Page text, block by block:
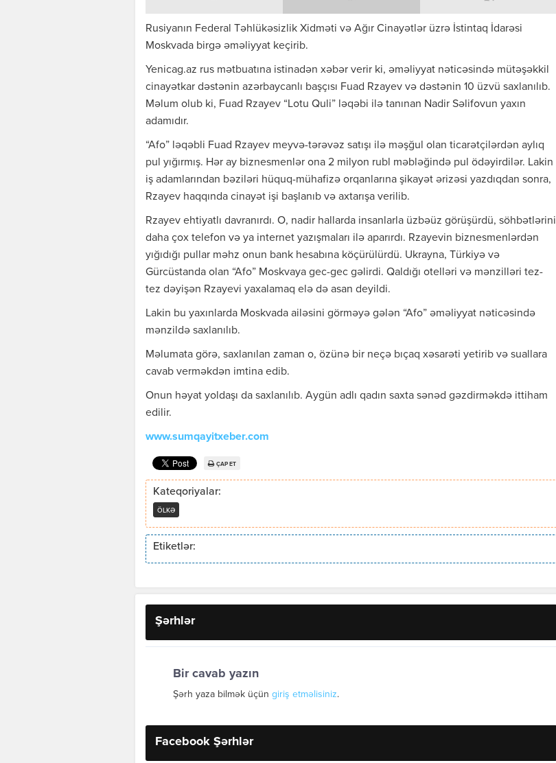
Rusiyanın Federal Təhlükəsizlik Xidməti və Ağır Cinayətlər üzrə İstintaq İdarəsi
Moskvada birgə əməliyyat keçirib.
Yenicag.az rus mətbuatına istinadən xəbər verir ki, əməliyyat nəticəsində mütəşəkkil
cinayətkar dəstənin azərbaycanlı başçısı Fuad Rzayev və dəstənin 10 üzvü saxlanılıb.
Məlum olub ki, Fuad Rzayev “Lotu Quli” ləqəbi ilə tanınan Nadir Səlifovun yaxın
adamıdır.
“Afo” ləqəbli Fuad Rzayev meyvə-tərəvəz satışı ilə məşğul olan ticarətçilərdən aylıq
pul yığırmış. Hər ay biznesmenlər ona 2 milyon rubl məbləğində pul ödəyirdilər. Lakin
iş adamlarından bəziləri hüquq-mühafizə orqanlarına şikayət ərizəsi yazdıqdan sonra,
Rzayev haqqında cinayət işi başlanıb və axtarışa verilib.
Rzayev ehtiyatlı davranırdı. O, nadir hallarda insanlarla üzbəüz görüşürdü, söhbətlərini
daha çox telefon və ya internet yazışmaları ilə aparırdı. Rzayevin biznesmenlərdən
yığıdığı pullar məhz onun bank hesabına köçürülürdü. Ukrayna, Türkiyə və
Gürcüstanda olan “Afo” Moskvaya gec-gec gəlirdi. Qaldığı otelləri və mənzilləri tez-
tez dəyişən Rzayevi yaxalamaq elə də asan deyildi.
Lakin bu yaxınlarda Moskvada ailəsini görməyə gələn “Afo” əməliyyat nəticəsində
mənzildə saxlanılıb.
Məlumata görə, saxlanılan zaman o, özünə bir neçə bıçaq xəsarəti yetirib və suallara
cavab verməkdən imtina edib.
Onun həyat yoldaşı da saxlanılıb. Aygün adlı qadın saxta sənəd gəzdirməkdə ittiham
edilir.
www.sumqayitxeber.com
ÇAP ET
Kateqoriyalar:
ÖLKƏ
Etiketlər:
Şərhlər
Bir cavab yazın
Şərh yaza bilmək üçün giriş etməlisiniz.
Facebook Şərhlər